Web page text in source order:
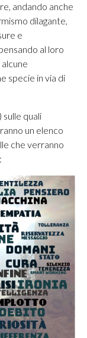
andando anche
dilagante,
e
al loro
specie in via di
quali
un elenco
che verranno